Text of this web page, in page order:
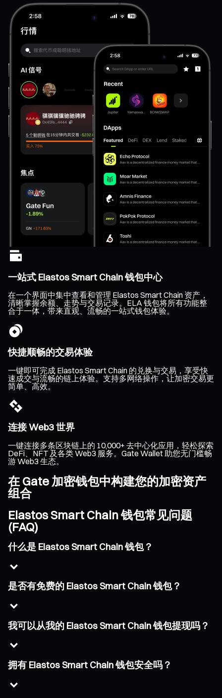
一站式 Elastos Smart Chain 钱包中心
在一个界面中集中查看和管理 Elastos Smart Chain 资产，
清晰掌握余额、走势与交易记录。ELA 钱包将所有功能整
合于一体，带来直观、流畅的一站式钱包体验。
快捷顺畅的交易体验
一键即可完成 Elastos Smart Chain 的兑换与交易，享受快
速成交与流畅的链上体验。支持多网络操作，让加密交易更
简单、高效。
连接 Web3 世界
一键连接多条区块链上的 10,000+ 去中心化应用，轻松探索
DeFi、NFT 及各类 Web3 服务。Gate Wallet 助您无门槛畅
游 Web3 生态。
在 Gate 加密钱包中构建您的加密资产
组合
Elastos Smart Chain 钱包常见问题
(FAQ)
什么是 Elastos Smart Chain 钱包？
是否有免费的 Elastos Smart Chain 钱包？
我可以从我的 Elastos Smart Chain 钱包提现吗？
拥有 Elastos Smart Chain 钱包安全吗？